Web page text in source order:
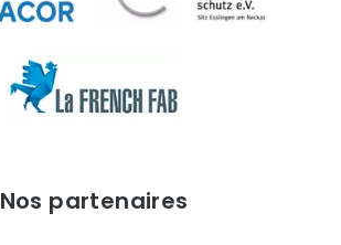
Nos partenaires